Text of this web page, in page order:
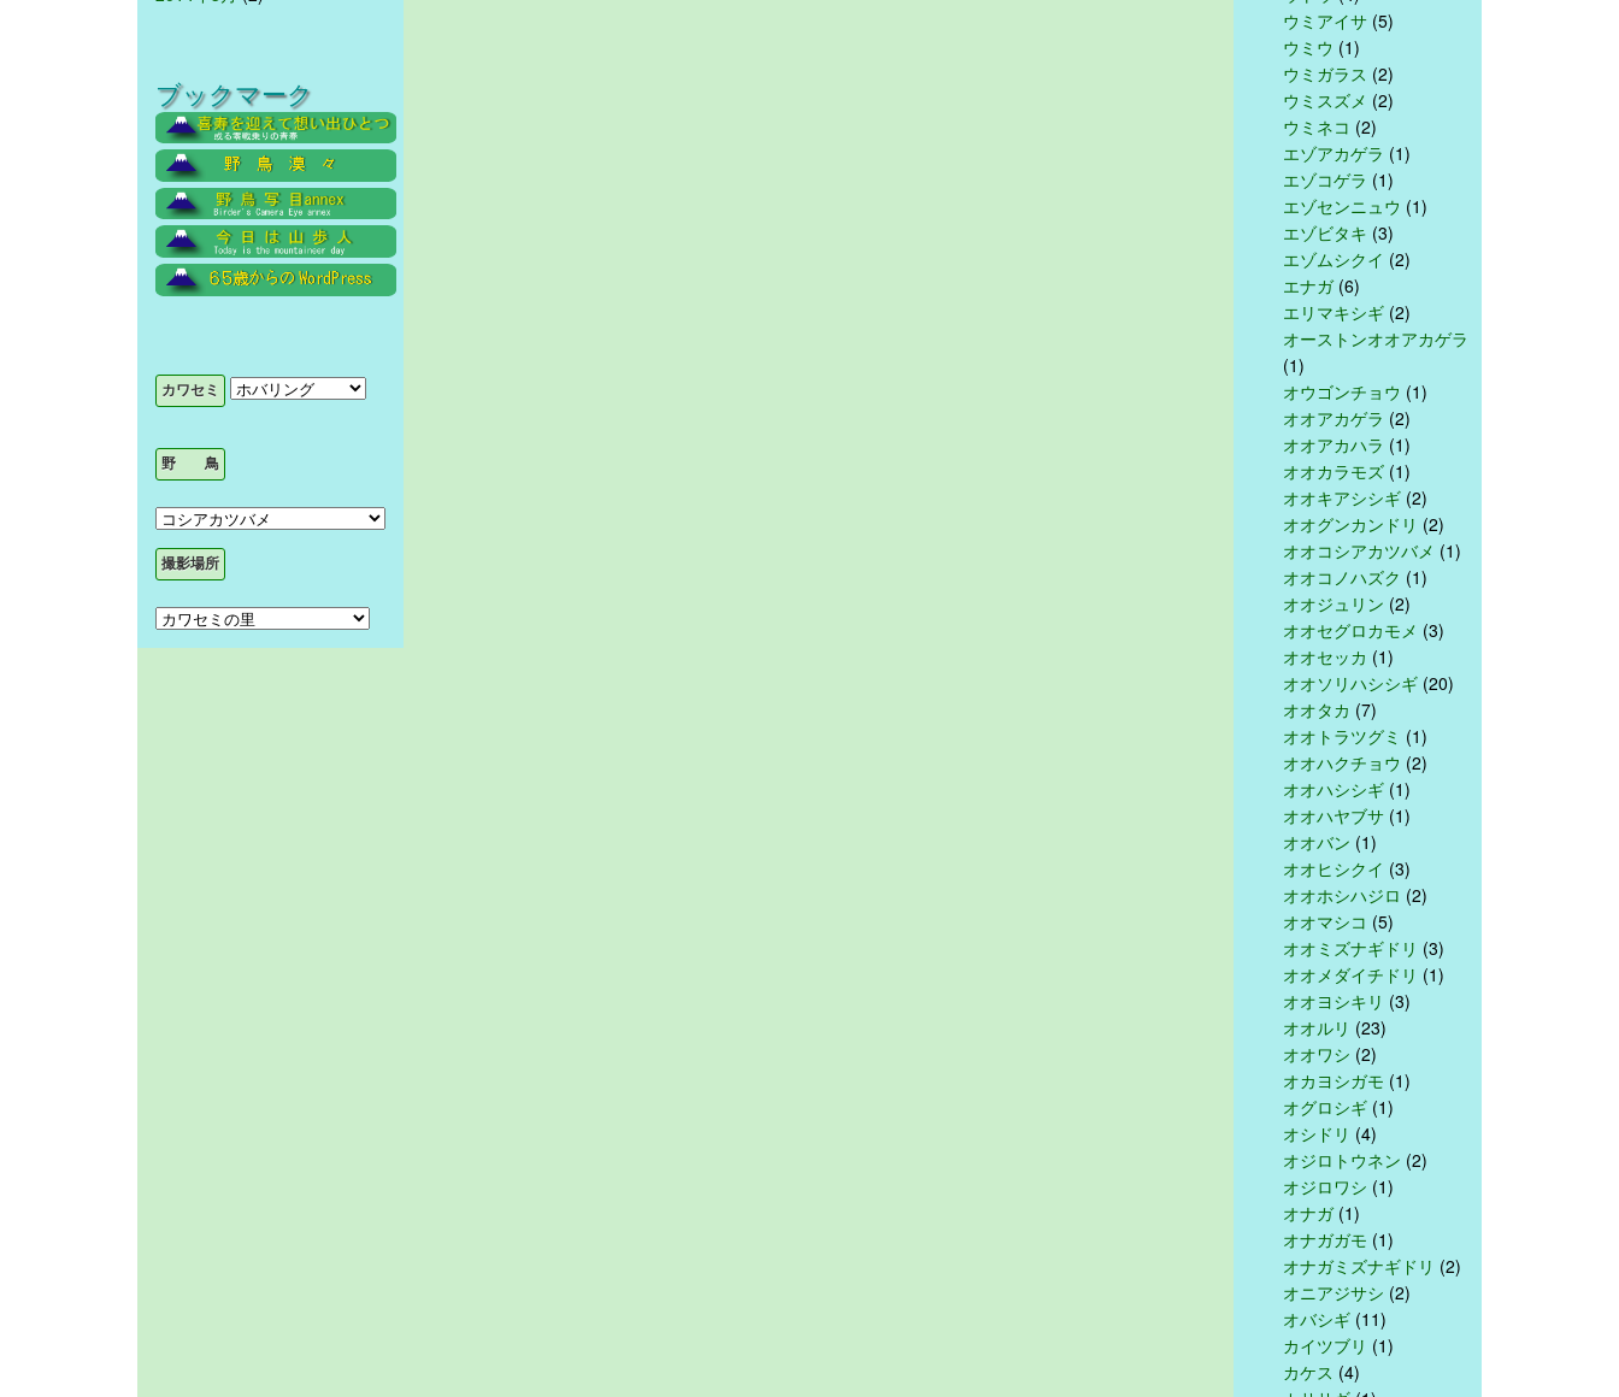
ブックマーク
ウミアイサ (5)
ウミウ (1)
ウミガラス (2)
ウミスズメ (2)
ウミネコ (2)
エゾアカゲラ (1)
エゾコゲラ (1)
エゾセンニュウ (1)
エゾビタキ (3)
エゾムシクイ (2)
エナガ(6)
エリマキシギ (2)
オーストンオオアカゲラ
(1)
オウゴンチョウ (1)
オオアカゲラ (2)
オオアカハラ (1)
オオカラモズ (1)
オオキアシシギ (2)
オオグンカンドリ (2)
オオコシアカツバメ (1)
オオコノハズク (1)
オオジュリン (2)
オオセグロカモメ (3)
オオセッカ (1)
オオソリハシシギ (20)
オオタカ (7)
オオトラツグミ (1)
オオハクチョウ (2)
オオハシシギ (1)
オオハヤブサ (1)
オオバン (1)
オオヒシクイ (3)
オオホシハジロ (2)
オオマシコ (5)
オオミズナギドリ (3)
オオメダイチドリ (1)
オオヨシキリ (3)
オオルリ (23)
オオワシ (2)
オカヨシガモ (1)
オグロシギ (1)
オシドリ (4)
オジロトウネン (2)
オジロワシ (1)
オナガ(1)
オナガガモ (1)
オナガミズナギドリ (2)
オニアジサシ (2)
オバシギ (11)
カイツブリ (1)
カケス (4)